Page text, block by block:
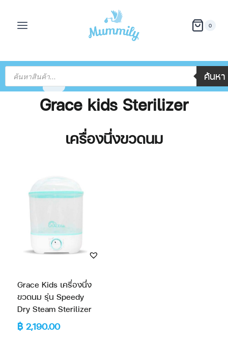
0
ค้นหา
Grace kids Sterilizer
เครื่องนึ่งขวดนม
Grace Kids เครื่องนึ่ง
ขวดนม รุ่น Speedy
Dry Steam Sterilizer
฿ 2,190.00